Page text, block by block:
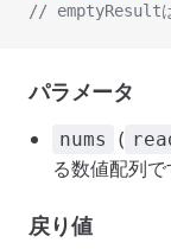
// emptyResultは
パラメータ
nums (
る数値配列で
戻り値